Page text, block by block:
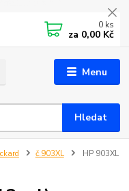
Menu
Hledat
0 ks
za 0,00 Kč
č.903XL
HP 903XL